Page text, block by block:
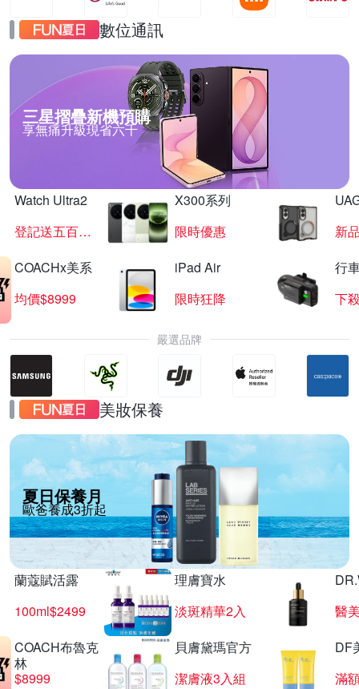
數位通訊
三星摺疊新機預購
享無痛升級現省六千
Watch Ultra2
登記送五百超贈點
X300系列
限時優惠
新
COACHx美系
均價$8999
iPad Air
限時狂降
行
下
嚴選品牌
美妝保養
夏日保養月
歐爸養成3折起
蘭蔻賦活露
100ml$2499
理膚寶水
淡斑精華2入
醫
COACH布魯克
林
$8999
貝膚黛瑪官方
潔膚液3入組
DF
滿